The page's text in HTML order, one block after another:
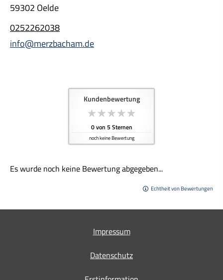
59302 Oelde
0252262038
info@merzbacham.de
Kundenbewertung
0von 5 Sternen
noch keine Bewertung
Es wurde noch keine Bewertung abgegeben...
Echtheit von Bewertungen
Impressum
Datenschutz